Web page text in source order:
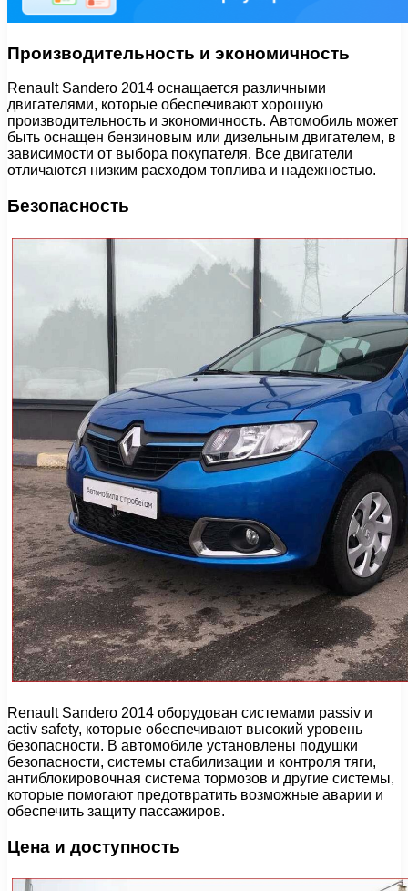
Производительность и экономичность
Renault Sandero 2014 оснащается различными
двигателями, которые обеспечивают хорошую
производительность и экономичность. Автомобиль может
быть оснащен бензиновым или дизельным двигателем, в
зависимости от выбора покупателя. Все двигатели
отличаются низким расходом топлива и надежностью.
Безопасность
Renault Sandero 2014 оборудован системами passiv и
activ safety, которые обеспечивают высокий уровень
безопасности. В автомобиле установлены подушки
безопасности, системы стабилизации и контроля тяги,
антиблокировочная система тормозов и другие системы,
которые помогают предотвратить возможные аварии и
обеспечить защиту пассажиров.
Цена и доступность